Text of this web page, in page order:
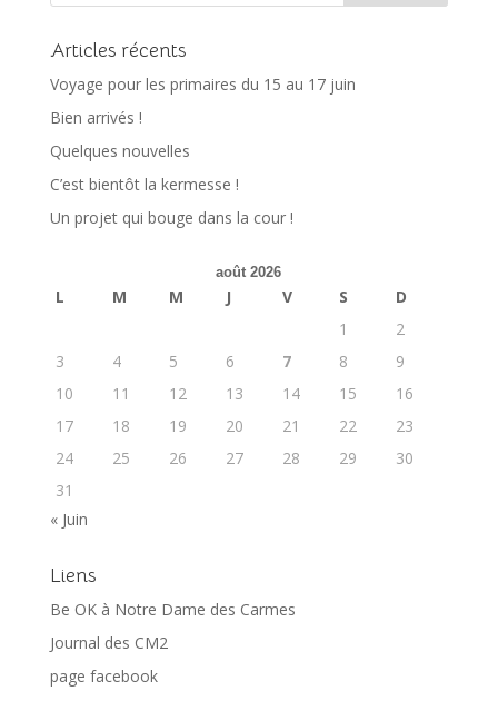
Articles récents
Voyage pour les primaires du 15 au 17 juin
Bien arrivés !
Quelques nouvelles
C’est bientôt la kermesse !
Un projet qui bouge dans la cour !
août 2026
L M M J V S
D
1
2
3
4 5 6 7 8
9
10
11 12 13 14 15
16
17
18 19 20 21 22
23
24
25 26 27 28 29
30
31
« Juin
Liens
Be OK à Notre Dame des Carmes
Journal des CM2
page facebook